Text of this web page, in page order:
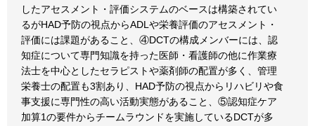
したアセスメント・評価システムのベースは構築されてい
るがHAD予防の視点からADLや栄養評価のアセスメント・
評価には課題があること、④DCTの構成メンバーには、認
知症について専門知識を持った医師・看護師の他に作業療
法士を中心としたセラピストや薬剤師の配置が多く、管理
栄養士の配置も3割あり、HAD予防の視点からリハビリや食
事支援に専門性の高い活動実態があること、⑤認知症ケア
加算1の要件からチームラウンドを実施しているDCTが多